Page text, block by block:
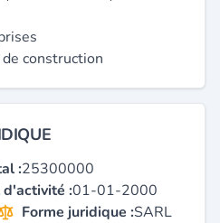
construction
:25300000
:01-01-2000
Forme juridique :SARL